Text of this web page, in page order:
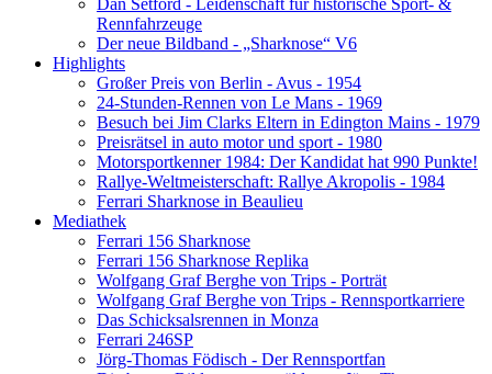
Rennfahrzeuge
Der neue Bildband - „Sharknose“ V6
Highlights
Großer Preis von Berlin - Avus - 1954
24-Stunden-Rennen von Le Mans - 1969
Besuch bei Jim Clarks Eltern in Edington Mains - 1979
Preisrätsel in auto motor und sport - 1980
Motorsportkenner 1984: Der Kandidat hat 990 Punkte!
Rallye-Weltmeisterschaft: Rallye Akropolis - 1984
Ferrari Sharknose in Beaulieu
Mediathek
Ferrari 156 Sharknose
Ferrari 156 Sharknose Replika
Wolfgang Graf Berghe von Trips - Porträt
Wolfgang Graf Berghe von Trips - Rennsportkarriere
Das Schicksalsrennen in Monza
Ferrari 246SP
Jörg-Thomas Födisch - Der Rennsportfan